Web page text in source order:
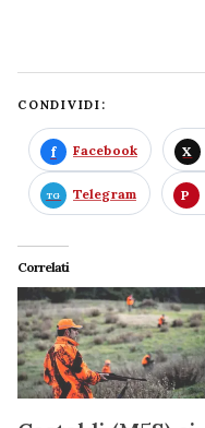
CONDIVIDI:
Facebook
Telegram
Correlati